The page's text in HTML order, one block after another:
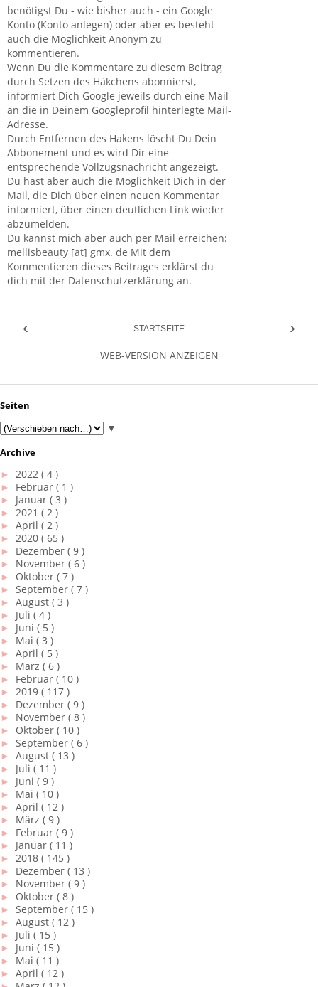
benötigst Du - wie bisher auch - ein Google
Konto (Konto anlegen) oder aber es besteht
auch die Möglichkeit Anonym zu
kommentieren.
Wenn Du die Kommentare zu diesem Beitrag
durch Setzen des Häkchens abonnierst,
informiert Dich Google jeweils durch eine Mail
an die in Deinem Googleprofil hinterlegte Mail-
Adresse.
Durch Entfernen des Hakens löscht Du Dein
Abbonement und es wird Dir eine
entsprechende Vollzugsnachricht angezeigt.
Du hast aber auch die Möglichkeit Dich in der
Mail, die Dich über einen neuen Kommentar
informiert, über einen deutlichen Link wieder
abzumelden.
Du kannst mich aber auch per Mail erreichen:
mellisbeauty [at] gmx. de Mit dem
Kommentieren dieses Beitrages erklärst du
dich mit der Datenschutzerklärung an.
‹ ›
STARTSEITE
WEB-VERSION ANZEIGEN
Seiten
▼
Archive
► 2022 ( 4 )
► Februar ( 1 )
► Januar ( 3 )
► 2021 ( 2 )
► April ( 2 )
► 2020 ( 65 )
► Dezember ( 9 )
► November ( 6 )
► Oktober ( 7 )
► September ( 7 )
► August ( 3 )
► Juli ( 4 )
► Juni ( 5 )
► Mai ( 3 )
► April ( 5 )
► März ( 6 )
► Februar ( 10 )
► 2019 ( 117 )
► Dezember ( 9 )
► November ( 8 )
► Oktober ( 10 )
► September ( 6 )
► August ( 13 )
► Juli ( 11 )
► Juni ( 9 )
► Mai ( 10 )
► April ( 12 )
► März ( 9 )
► Februar ( 9 )
► Januar ( 11 )
► 2018 ( 145 )
► Dezember ( 13 )
► November ( 9 )
► Oktober ( 8 )
► September ( 15 )
► August ( 12 )
► Juli ( 15 )
► Juni ( 15 )
► Mai ( 11 )
► April ( 12 )